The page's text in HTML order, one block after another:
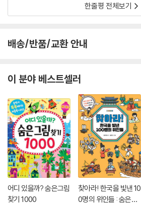
한줄평 전체보기
배송/반품/교환 안내
이 분야 베스트셀러
어디 있을까? 숨은그림
찾기 1000
찾아라! 한국을 빛낸 10
0명의 위인들 : 숨은그